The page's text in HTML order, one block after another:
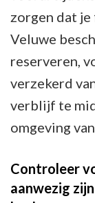
zorgen dat
Veluwe
reserveren,
verzekerd
verblijf te
omgeving
Controleer
aanwezig